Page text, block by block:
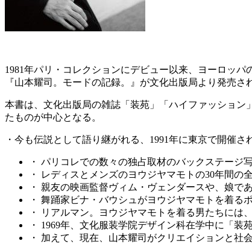
1981年パリ・コレクションにデビュー以来、ヨーロッ
『山本耀司。モードの記録。』が文化出版局より発売さ
本書は、文化出版局の雑誌「装苑」「ハイファッショ
たものが中心となる。
・今も伝説として語り継がれる、1991年に東京で開催
・ パリコレでの数々の独占取材のバックステージ
・ レディスとメンズのヨウジヤマモトの30年間の
・ 親友の映画監督ヴィム・ヴェンダースや、娘で
・ 舞踊家ビナ・バウシュがヨウジヤマモトを着る
・ リアルマン。ヨウジヤマモトを着る男たちに
・ 1969年、文化服装学院デザイン科在学中に「
・ 加えて、現在、山本耀司がクリエイションと